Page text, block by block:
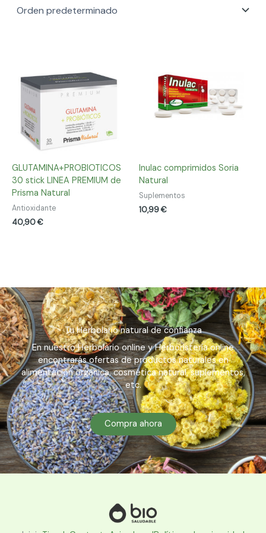
GLUTAMINA+PROBIOTICOS
30 stick LINEA PREMIUM de
Prisma Natural
Antioxidante
40,90€
Inulac comprimidos Soria
Natural
Suplementos
10,99€
Tu Herbolario natural de confianza
En nuestro Herbolario online y Herboristería online
encontrarás ofertas de productos naturales en
alimentación orgánica, cosmética natural, suplementos,
etc.
Compra ahora